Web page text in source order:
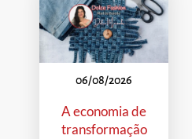
06/08/2026
A economia de
transformação